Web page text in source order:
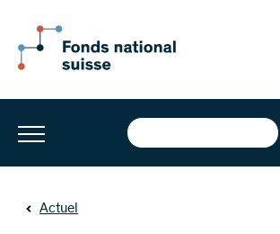
Actuel